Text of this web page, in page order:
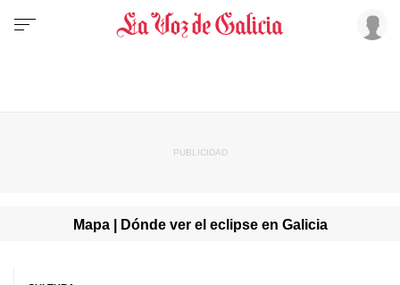
Mapa | Dónde ver el eclipse en Galicia